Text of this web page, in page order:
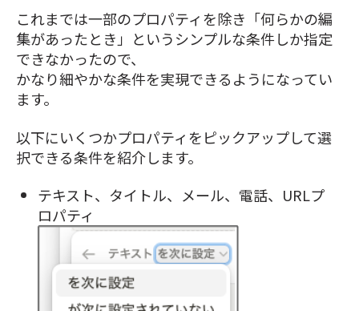
これまでは一部のプロパティを除き「何らかの編
集があったとき」というシンプルな条件しか指定
できなかったので、
かなり細やかな条件を実現できるようになってい
ます。
以下にいくつかプロパティをピックアップして選
択できる条件を紹介します。
テキスト、タイトル、メール、電話、URLプ
ロパティ